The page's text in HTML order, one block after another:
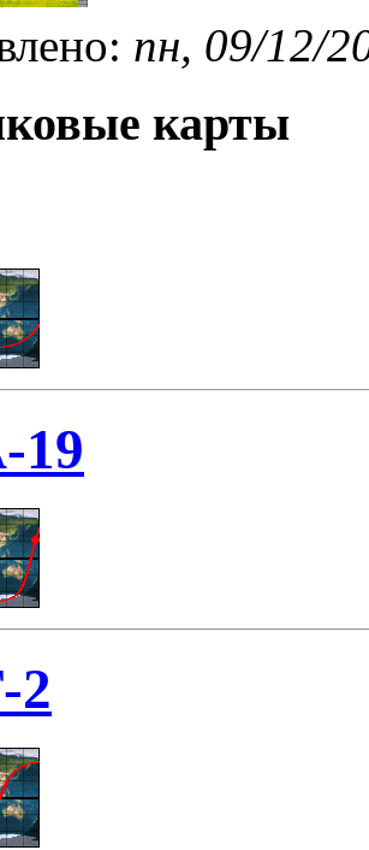
пн, 09/12/
карты
19